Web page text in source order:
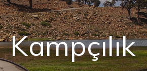
Kampçılık